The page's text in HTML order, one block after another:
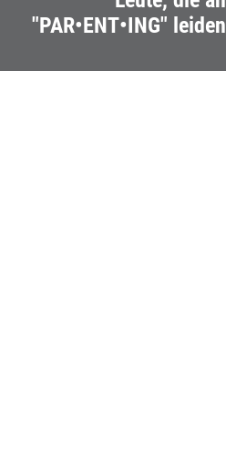
"PAR•ENT•ING" leiden